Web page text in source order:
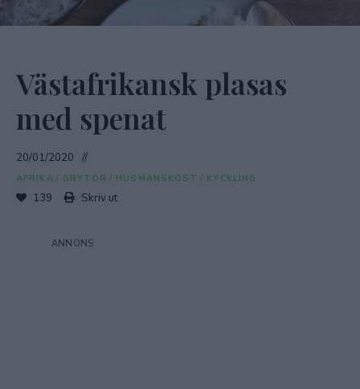
Västafrikansk plasas
med spenat
20/01/2020
AFRIKA / GRYTOR / HUSMANSKOST / KYCKLING
139 Skriv ut